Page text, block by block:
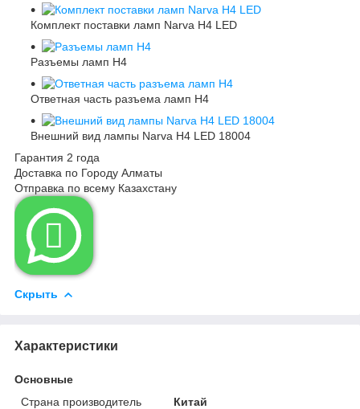
Комплект поставки ламп Narva H4 LED
Разъемы ламп H4
Ответная часть разъема ламп H4
Внешний вид лампы Narva H4 LED 18004
Гарантия 2 года
Доставка по Городу Алматы
Отправка по всему Казахстану
Скрыть
Характеристики
Основные
Страна производитель
Китай